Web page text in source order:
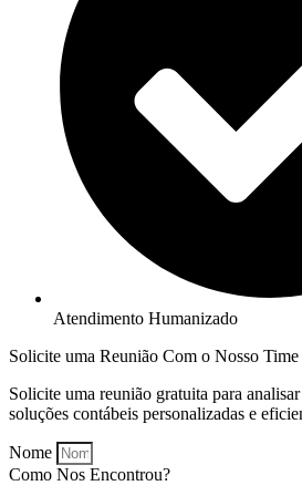
Atendimento Humanizado
Solicite uma Reunião Com o Nosso Time
Solicite uma reunião gratuita para
soluções contábeis personalizadas e
Nome
Como Nos Encontrou?